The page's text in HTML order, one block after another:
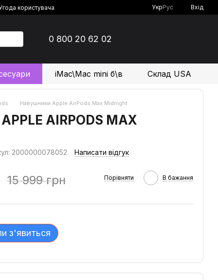
користувача
УкрРус Вхід
0 800 20 62 02
iMac\Mac mini б\в Склад USA
Навушники Apple AirPods Max Midnight
AIRPODS MAX
2000000078052 Написати відгук
15 999 грн Порівняти В бажання
з'явиться